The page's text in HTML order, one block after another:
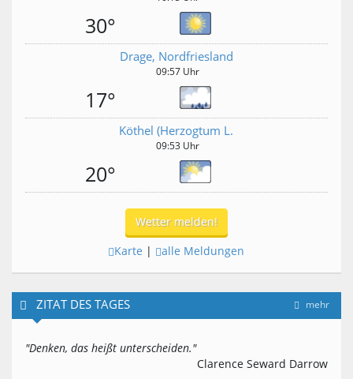
30°
Drage, Nordfriesland
09:57 Uhr
17°
Köthel (Herzogtum L.
09:53 Uhr
20°
Wetter melden!
Karte | alle Meldungen
mehr
ZITAT DES TAGES
"Denken, das heißt unterscheiden."
Clarence Seward Darrow